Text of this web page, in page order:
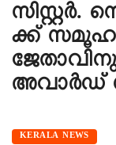
സിസ്റ്റർ.
ക്ക്‌ സമൂഹ
അവാർഡ്
KERALA NEWS